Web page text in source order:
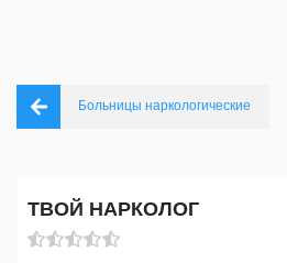
Больницы наркологические
ТВОЙ НАРКОЛОГ